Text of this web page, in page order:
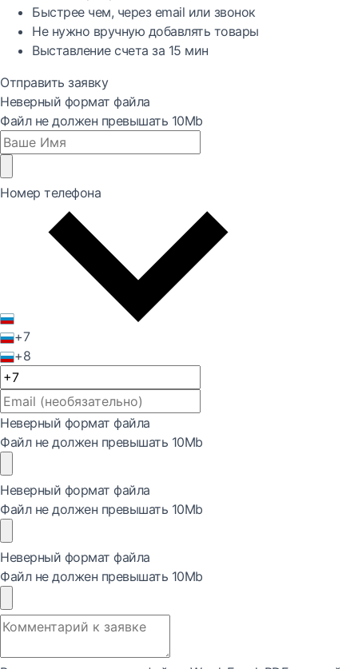
Быстреечем, через email или звонок
Не нужно вручную добавлять товары
Выставление счета за 15 мин
Отправить заявку
Неверный формат файла
Файл не должен превышать 10Mb
Номер телефона
+7
+8
Неверный формат файла
Файл не должен превышать 10Mb
Неверный формат файла
Файл не должен превышать 10Mb
Неверный формат файла
Файл не должен превышать 10Mb